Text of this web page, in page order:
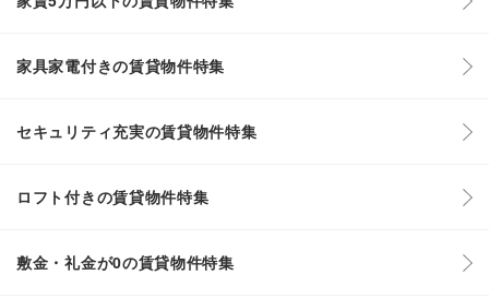
家具家電付きの賃貸物件特集
セキュリティ充実の賃貸物件特集
ロフト付きの賃貸物件特集
敷金・礼金が0の賃貸物件特集